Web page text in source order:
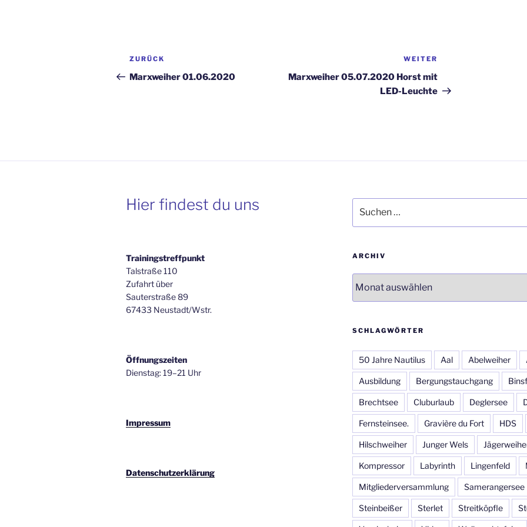
Beitragsnavigation
Vorheriger
Beitrag
ZURÜCK
Marxweiher 01.06.2020
Beitrag
WEITER
Marxweiher 05.07.2020 Horst mit
LED-Leuchte
Hier findest du uns
Trainingstreffpunkt
Talstraße 110
Zufahrt über
Sauterstraße 89
67433 Neustadt/Wstr.
Öffnungszeiten
Dienstag: 19–21 Uhr
Impressum
Datenschutzerklärung
nach:
ARCHIV
SCHLAGWÖRTER
50 Jahre Nautilus Aal Abelweiher
Ausbildung Bergungstauchgang
Brechtsee Cluburlaub Deglersee
Fernsteinsee. Gravière du Fort HDS
Hilschweiher Junger Wels
Kompressor Labyrinth Lingenfeld
Mitgliederversammlung Samerangersee
Steinbeißer Sterlet Streitköpfle